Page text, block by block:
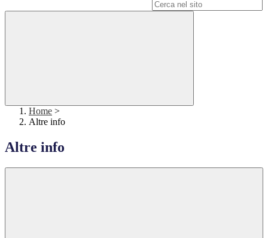
Home >
Altre info
Altre info